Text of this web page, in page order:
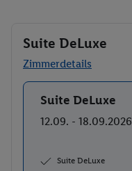
Suite DeLuxe
Zimmerdetails
Buchen
Suite DeLuxe
12.09. - 18.09.2026
Suite DeLuxe